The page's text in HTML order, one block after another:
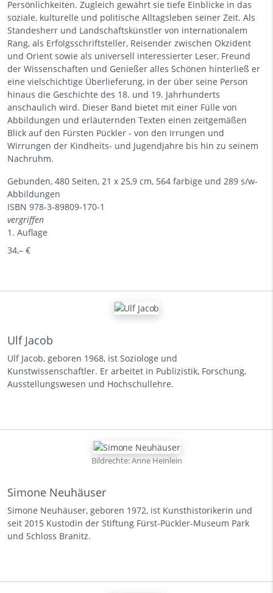
Persönlichkeiten. Zugleich gewährt sie tiefe Einblicke in das
soziale, kulturelle und politische Alltagsleben seiner Zeit. Als
Standesherr und Landschaftskünstler von internationalem
Rang, als Erfolgsschriftsteller, Reisender zwischen Okzident
und Orient sowie als universell interessierter Leser, Freund
der Wissenschaften und Genießer alles Schönen hinterließ er
eine vielschichtige Überlieferung, in der über seine Person
hinaus die Geschichte des 18. und 19. Jahrhunderts
anschaulich wird. Dieser Band bietet mit einer Fülle von
Abbildungen und erläuternden Texten einen zeitgemäßen
Blick auf den Fürsten Pückler - von den Irrungen und
Wirrungen der Kindheits- und Jugendjahre bis hin zu seinem
Nachruhm.
Gebunden, 480 Seiten, 21 x 25,9 cm, 564 farbige und 289 s/w-
Abbildungen
ISBN 978-3-89809-170-1
vergriffen
1. Auflage
34,– €
Ulf Jacob
Ulf Jacob, geboren 1968, ist Soziologe und
Kunstwissenschaftler. Er arbeitet in Publizistik, Forschung,
Ausstellungswesen und Hochschullehre.
Bildrechte: Anne Heinlein
Simone Neuhäuser
Simone Neuhäuser, geboren 1972, ist Kunsthistorikerin und
seit 2015 Kustodin der Stiftung Fürst-Pückler-Museum Park
und Schloss Branitz.